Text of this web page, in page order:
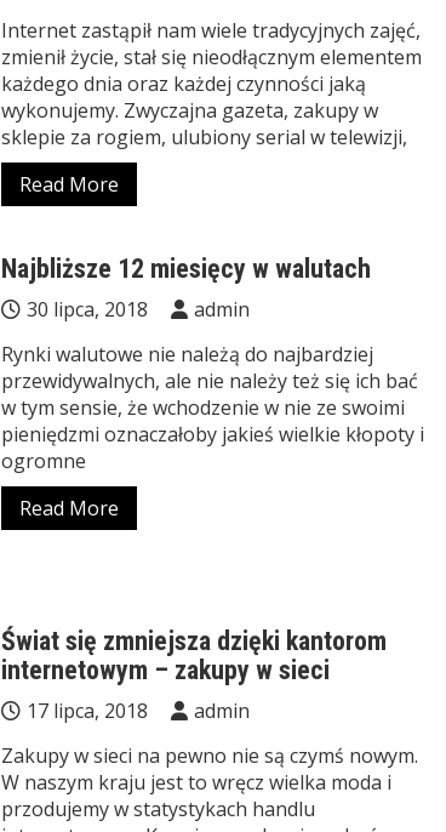
Internet zastąpił nam wiele tradycyjnych zajęć,
zmienił życie, stał się nieodłącznym elementem
każdego dnia oraz każdej czynności jaką
wykonujemy. Zwyczajna gazeta, zakupy w
sklepie za rogiem, ulubiony serial w telewizji,
Read More
Najbliższe 12 miesięcy w walutach
30 lipca, 2018
admin
Rynki walutowe nie należą do najbardziej
przewidywalnych, ale nie należy też się ich bać
w tym sensie, że wchodzenie w nie ze swoimi
pieniędzmi oznaczałoby jakieś wielkie kłopoty i
ogromne
Read More
Świat się zmniejsza dzięki kantorom
internetowym – zakupy w sieci
17 lipca, 2018
admin
Zakupy w sieci na pewno nie są czymś nowym.
W naszym kraju jest to wręcz wielka moda i
przodujemy w statystykach handlu